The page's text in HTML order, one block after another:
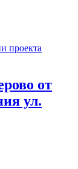
проекта
от
ул.